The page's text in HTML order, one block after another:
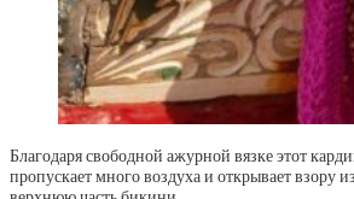
Благодаря свободной ажурной вязке этот
пропускает много воздуха и открывает взору